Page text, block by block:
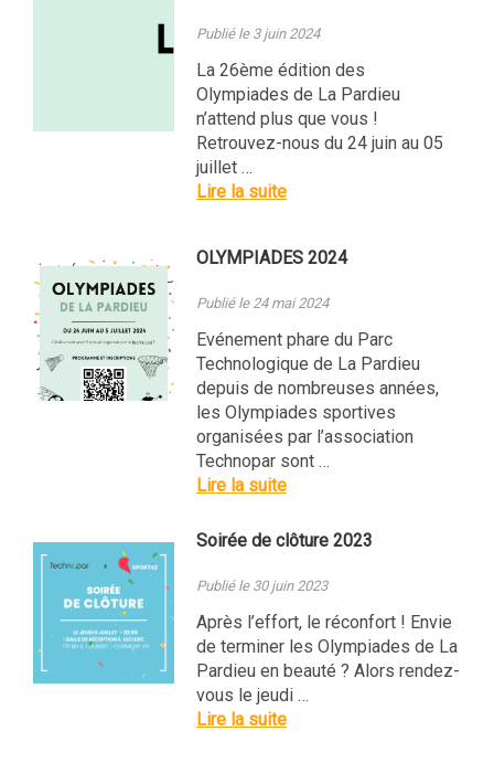
Publié le 3 juin 2024
La 26ème édition des
Olympiades de La Pardieu
n’attend plus que vous !
Retrouvez-nous du 24 juin au 05
juillet …
Lire la suite
OLYMPIADES 2024
Publié le 24 mai 2024
Evénement phare du Parc
Technologique de La Pardieu
depuis de nombreuses années,
les Olympiades sportives
organisées par l’association
Technopar sont …
Lire la suite
Soirée de clôture 2023
Publié le 30 juin 2023
Après l’effort, le réconfort ! Envie
de terminer les Olympiades de La
Pardieu en beauté ? Alors rendez-
vous le jeudi …
Lire la suite